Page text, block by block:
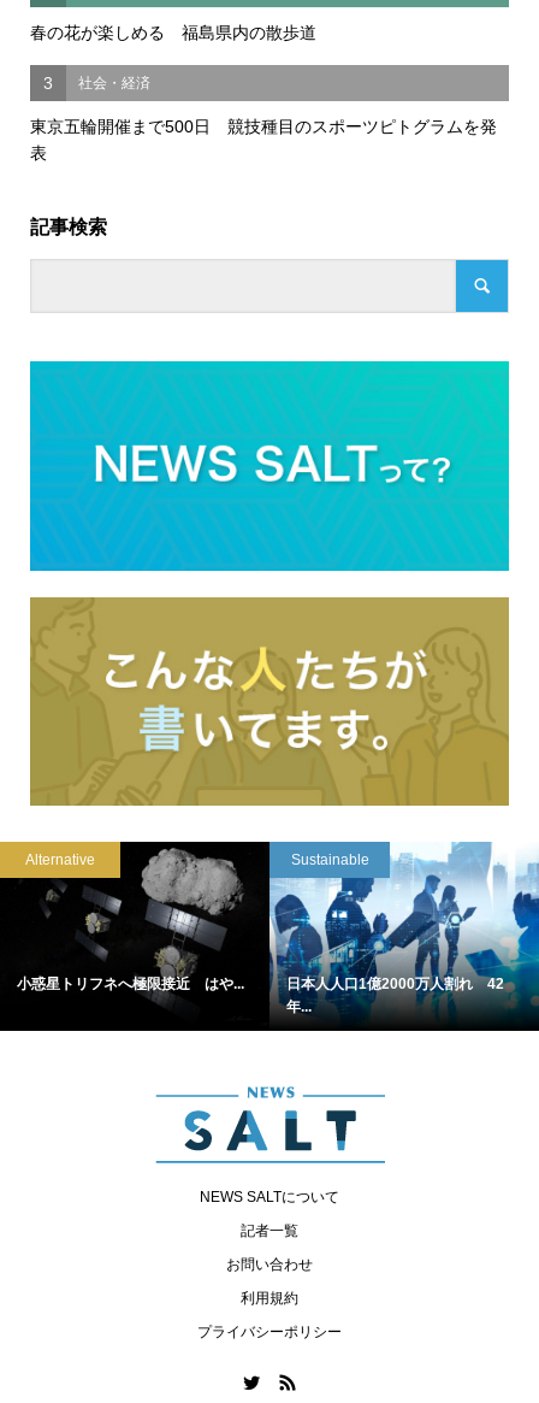
春の花が楽しめる 福島県内の散歩道
3 社会・経済
東京五輪開催まで500日 競技種目のスポーツピトグラムを発
表
記事検索
Alternative
小惑星トリフネへ極限接近 はや...
Sustainable
日本人人口1億2000万人割れ 42
年...
NEWS SALTについて
記者一覧
お問い合わせ
利用規約
プライバシーポリシー